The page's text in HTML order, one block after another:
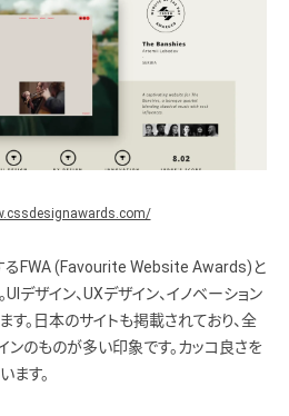
るFWA (Favourite Website Awards)と
デザイン、UXデザイン、イノベーション
。日本のサイトも掲載されており、全
ンのものが多い印象です。カッコ良さを
ます。